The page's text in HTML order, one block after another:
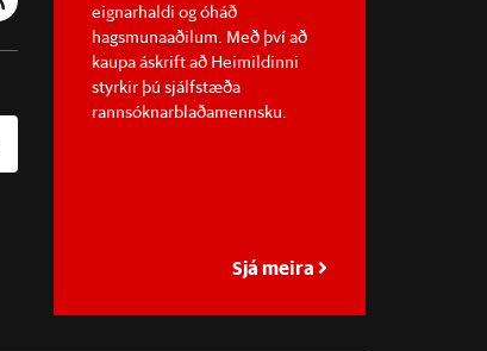
eignarhaldi og óháð
hagsmunaaðilum. Með því að
kaupa áskrift að Heimildinni
styrkir þú sjálfstæða
rannsóknarblaðamennsku.
Sjá meira